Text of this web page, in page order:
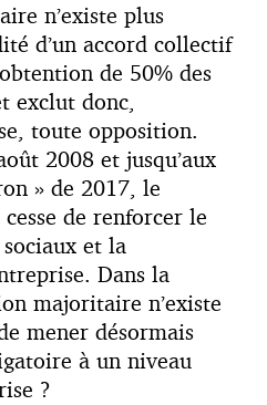
n’existe plus
d’un accord collectif
de 50% des
exclut donc,
toute opposition.
2008 et jusqu’aux
» de 2017, le
de renforcer le
et la
Dans la
majoritaire n’existe
mener désormais
à un niveau
?